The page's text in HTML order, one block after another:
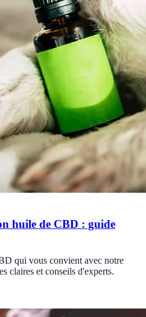
huile de CBD : guide
qui vous convient avec notre
claires et conseils d'experts.